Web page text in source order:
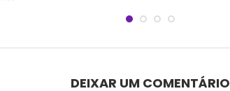
DEIXAR UM COMENTÁRIO